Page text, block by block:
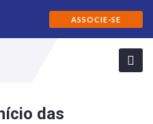
ASSOCIE-SE
das